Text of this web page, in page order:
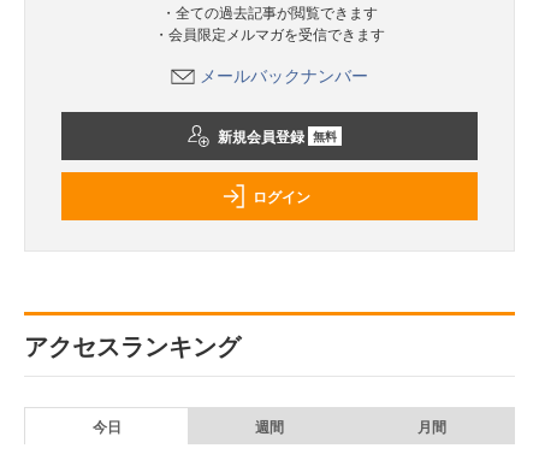
・全ての過去記事が閲覧できます
・会員限定メルマガを受信できます
メールバックナンバー
新規会員登録 無料
ログイン
アクセスランキング
今日 週間 月間